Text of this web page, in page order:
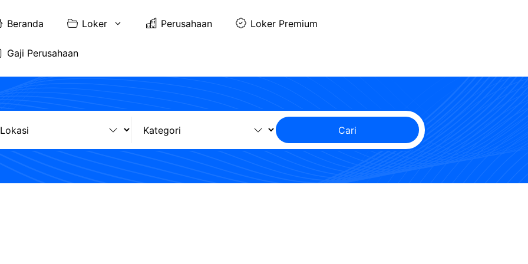
Beranda Loker Perusahaan Loker Premium
Gaji Perusahaan
Cari